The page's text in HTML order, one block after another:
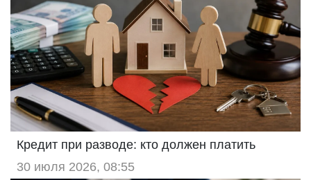
Кредит при разводе: кто должен платить
30 июля 2026, 08:55